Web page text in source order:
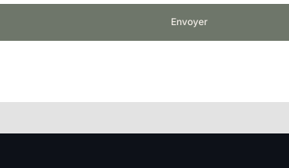
Envoyer